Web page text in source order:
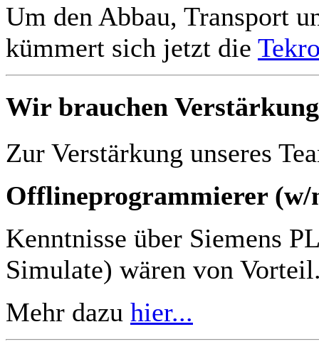
Um den Abbau, Transport
kümmert sich jetzt die
Wir brauchen
Zur Verstärkung unseres
Offlineprogrammierer
Kenntnisse über Siemens
Simulate) wären von
Mehr dazu hier...